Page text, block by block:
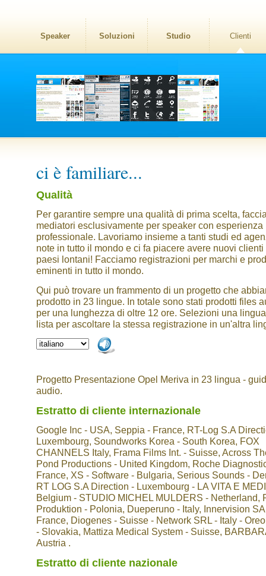
Speaker Soluzioni Studio Clienti
ci è familiare...
Qualità
Per garantire sempre una qualità di prima scelta,
mediatori esclusivamente per speaker con esperienza
professionale. Lavoriamo insieme a tanti studi ed
note in tutto il mondo e ci fa piacere avere nuovi clienti
paesi lontani! Facciamo registrazioni per marchi e
eminenti in tutto il mondo.
Qui può trovare un frammento di un progetto che
prodotto in 23 lingue. In totale sono stati prodotti files
per una lunghezza di oltre 12 ore. Selezioni una
lista per ascoltare la stessa registrazione in un'altra
Progetto Presentazione Opel Meriva in 23 lingua -
audio.
Estratto di cliente internazionale
Google Inc - USA, Seppia - France, RT-Log S.A
Luxembourg, Soundworks Korea - South Korea, FOX
CHANNELS Italy, Frama Films Int. - Suisse, Across
Pond Productions - United Kingdom, Roche
France, XS - Software - Bulgaria, Serious Sounds -
RT LOG S.A Direction - Luxembourg - LA VITA E
Belgium - STUDIO MICHEL MULDERS - Netherland,
Produktion - Polonia, Dueperuno - Italy, Innervision
France, Diogenes - Suisse - Network SRL - Italy -
- Slovakia, Mattiza Medical System - Suisse,
Austria .
Estratto di cliente nazionale